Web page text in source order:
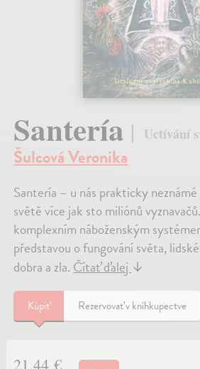
Santería Uctívání
Šulcová Veronika
Santería – u nás prakticky
světě více jak sto miliónů
komplexním náboženským
představou o fungování světa,
dobra a zla.Čítať ďalej↓
Kúpiť Rezervovať v kníhkupectve
21,44 €